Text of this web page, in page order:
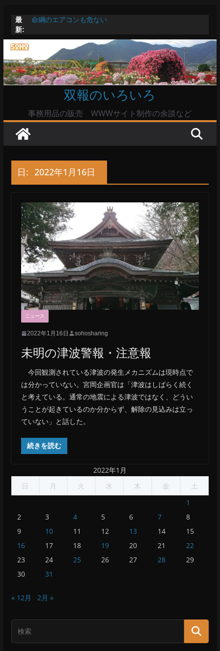
テ
ン
ツ
へ
ッ
最
新:
命綱のエアコンも危ない
た暑い
Windowsユーザーは公共の共有Wi-Fiは使うな?
高市首相とは隙間風が吹く鈴木憲和農水相
陸自部隊の思想信条調査報道受け小泉防衛相「不適切活
動ない」で良いのか
双報のいろいろ
事務用品の販売 WWWサイト制作の余談など
日: 2022年1月16日
ニュース
2022年1月16日 sohosharing
未明の津波警報・注意報
今回観測されている津波の発生メカニズムは現時点で
は分かっていない。宮岡企画官は「津波はしばらく続く
と考えている。通常の地震による津波ではなく、どうい
うことが起きているのか分からず、解除の見込みは立っ
ていない」と話した。
続きを読む
2022年1月
日
月 火 水 木 金
土
1
2
3 4 5 6 7
8
9
10 11 12 13 14
15
16
17 18 19 20 21
22
23
24 25 26 27 28
29
30
31
« 12月 2月 »